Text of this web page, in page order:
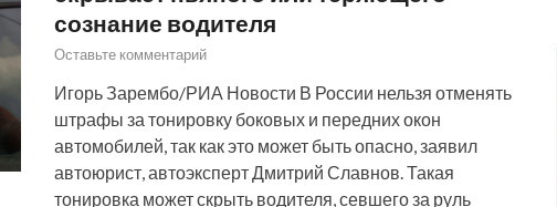
сознание водителя
Оставьте комментарий
Игорь Зарембо/РИА Новости В России нельзя отменять
штрафы за тонировку боковых и передних окон
автомобилей, так как это может быть опасно, заявил
автоюрист, автоэксперт Дмитрий Славнов. Такая
тонировка может скрыть водителя, севшего за руль